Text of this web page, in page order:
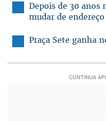
Depois de 30 anos
mudar de endereço
Praça Sete ganha